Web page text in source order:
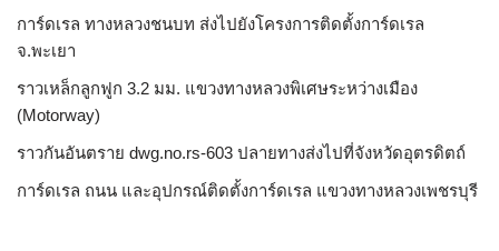
การ์ดเรล ทางหลวงชนบท ส่งไปยังโครงการติดตั้งการ์ดเรล
จ.พะเยา
ราวเหล็กลูกฟูก 3.2 มม. แขวงทางหลวงพิเศษระหว่างเมือง
(Motorway)
ราวกันอันตราย dwg.no.rs-603 ปลายทางส่งไปที่จังหวัดอุตรดิตถ์
การ์ดเรล ถนน และอุปกรณ์ติดตั้งการ์ดเรล แขวงทางหลวงเพชรบุรี